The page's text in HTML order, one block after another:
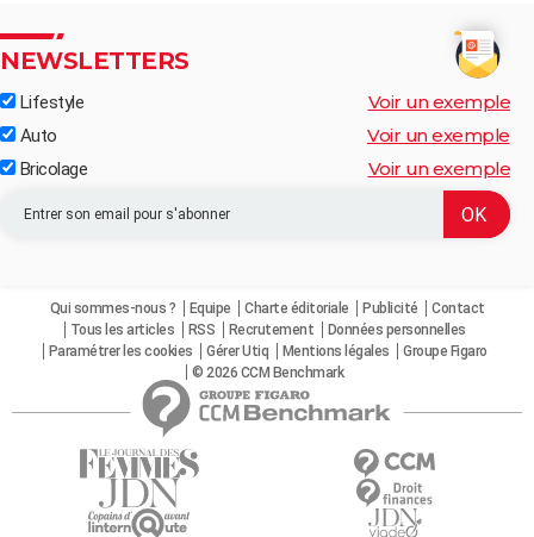
NEWSLETTERS
Lifestyle Voir un exemple
Auto Voir un exemple
Bricolage Voir un exemple
Qui sommes-nous ? Equipe Charte éditoriale Publicité
Contact
Tous les articles
RSS Recrutement
Données personnelles
Paramétrer les cookies
Gérer Utiq Mentions légales
Groupe Figaro
© 2026 CCM Benchmark